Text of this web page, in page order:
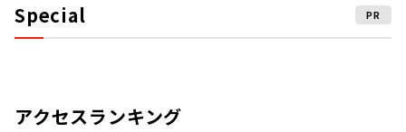
Special PR
アクセスランキング